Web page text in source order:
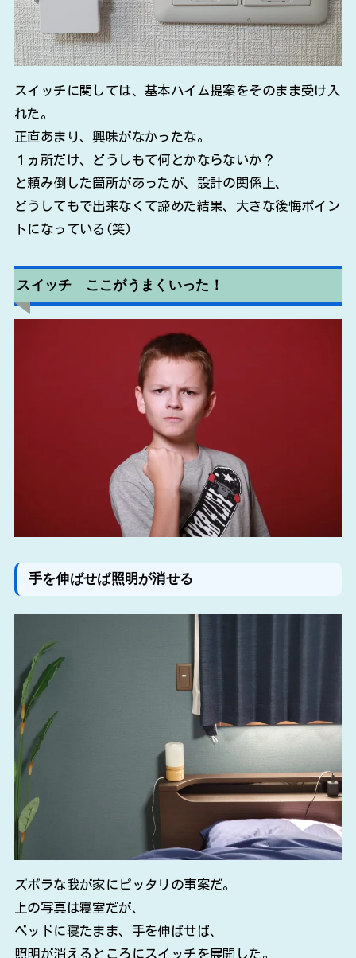
スイッチに関しては、基本ハイム提案をそのまま受け入
れた。
正直あまり、興味がなかったな。
１ヵ所だけ、どうしもて何とかならないか？
と頼み倒した箇所があったが、設計の関係上、
どうしてもで出来なくて諦めた結果、大きな後悔ポイン
トになっている(笑)
スイッチ ここがうまくいった！
手を伸ばせば照明が消せる
ズボラな我が家にピッタリの事案だ。
上の写真は寝室だが、
ベッドに寝たまま、手を伸ばせば、
照明が消えるところにスイッチを展開した。